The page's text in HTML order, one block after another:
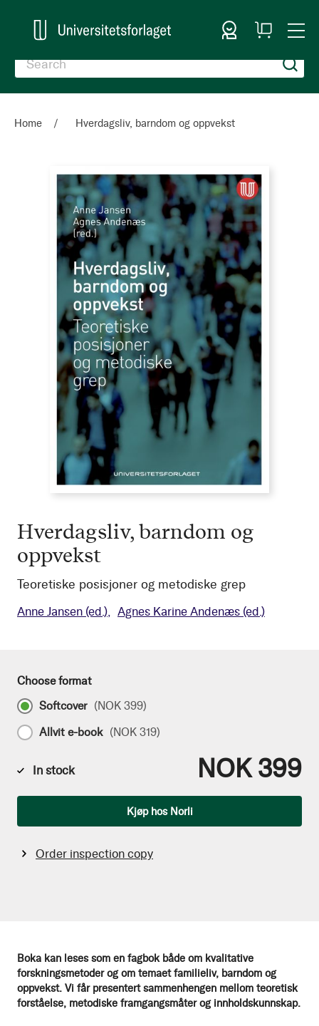
Sign In
My
Cart
Home Hverdagsliv, barndom og oppvekst
Hverdagsliv, barndom og
oppvekst
Teoretiske posisjoner og metodiske grep
Anne Jansen (ed.) Agnes Karine Andenæs (ed.)
Boka kan leses som en fagbok både om kvalitative
forskningsmetoder og om temaet familieliv, barndom og
oppvekst. Vi får presentert sammenhengen mellom teoretisk
forståelse, metodiske framgangsmåter og innholdskunnskap.
Choose format
Softcover (NOK 399)
Allvit e-book (NOK 319)
In stock NOK 399
Kjøp hos Norli
Order inspection copy